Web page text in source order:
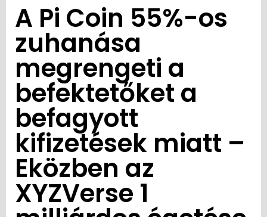
A Pi Coin 55%-os
zuhanása
megrengeti a
befektetőket a
befagyott
kifizetések miatt –
Eközben az
XYZVerse 1